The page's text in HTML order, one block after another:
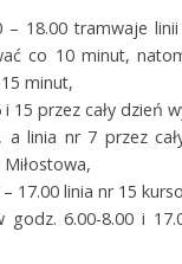
– 18.00 tramwaje
co 10 minut,
minut,
15 przez cały dzień
a linia nr 7 przez
17.00 linia nr 15
6.00-8.00 i